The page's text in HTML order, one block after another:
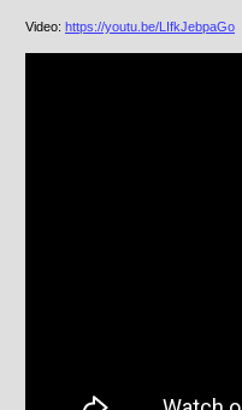
Video: https://youtu.be/LIfkJebpaGo